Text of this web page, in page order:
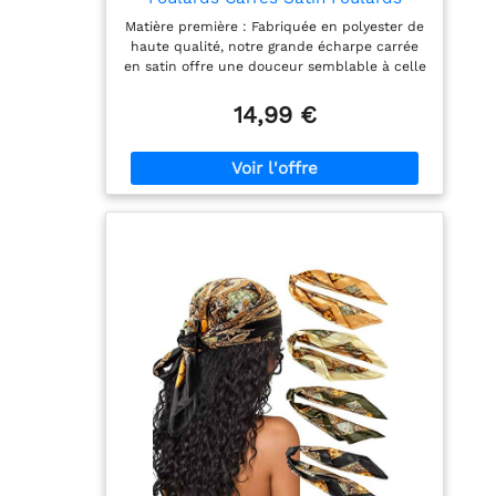
Cheveux Accessoires Soie Carrés
Motifs Classiques Bandanas Plage
Matière première : Fabriquée en polyester de
haute qualité, notre grande écharpe carrée
en satin offre une douceur semblable à celle
Polyvalente et adaptée à l'été, cette écharpe
est conçue pour être portée tout au long de
35″*35″ foulard carré. Lisse et brillant.
Bandana carré, foulard élégant pour
multiples : Ces bananes en soie douce
peuvent être utilisées comme foulard,
enveloppements de cheveux, bonnets de
couchage, foulard de plage, accessoires de
sac, etc. Parfaites pour la vie de tous les
jours, les fêtes, les mariages, les voyages, les
cérémonies et les soirées fraîches avec
n'importe quelle tenue. Valeur de l'ensemble
: 4 foulards en satin imprimé coloré peuvent
être assortis à vos vêtements et à votre
coiffure, ce qui peut ajouter plus de charme
et d'élégance à votre tenue de tous les jours.
14,99 €